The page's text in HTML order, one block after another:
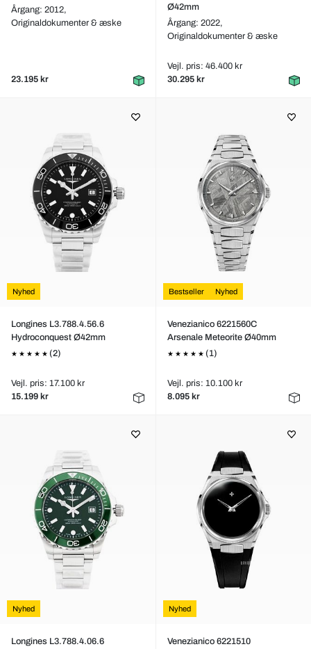
Årgang: 2012,
Originaldokumenter & æske
23.195 kr
Ø42mm
Årgang: 2022,
Originaldokumenter & æske
Vejl. pris: 46.400 kr
30.295 kr
Nyhed
Longines L3.788.4.56.6
Hydroconquest Ø42mm
(2)
Vejl. pris: 17.100 kr
15.199 kr
Bestseller Nyhed
Venezianico 6221560C
Arsenale Meteorite Ø40mm
(1)
Vejl. pris: 10.100 kr
8.095 kr
Nyhed
Longines L3.788.4.06.6
Nyhed
Venezianico 6221510